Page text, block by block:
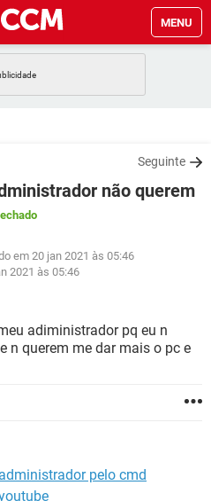
MENU
GMAIL
WHATSAPP
FACEBOOK
EXCEL
FACEBOOK
GMAIL
EXCEL
Seguinte
não querem
em 20 jan 2021 às 05:46
2021 às 05:46
adiministrador pq eu n
n querem me dar mais o pc e
pelo cmd